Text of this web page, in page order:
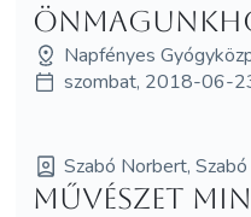
Napfényes
szombat, 2018-06-
Szabó Norbert,
Művészet